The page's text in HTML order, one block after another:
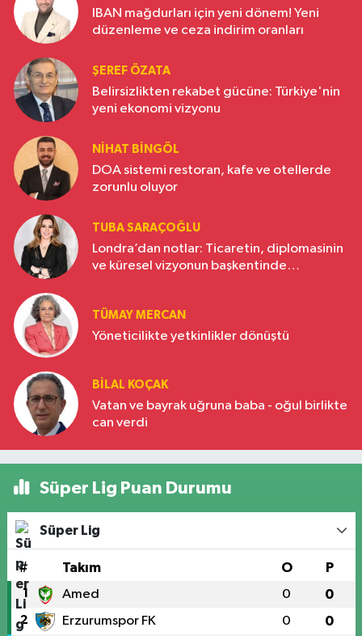
IBAN mağdurları için yeni dönem! Yeni
düzenleme ve ceza indirim oranları
ŞEREF ÖZATA
Belirsizlikten rekabet gücüne: Türkiye'nin
yeni ekonomi vizyonu
NIHAT BINGÖL
DOA sistemi restoran, kafe ve otellerde
zorunlu oluyor
TUBA SARAÇOĞLU
Londra’dan notlar: Ticaretin, diplomasinin
ve küresel vizyonun başkentinde
TÜMAY MERCAN
Yöneticilikte yetkinlikler dönüştü
BILAL KOÇAK
Vatan ve bayrak uğruna baba - oğul birlikte
can verdi
Süper Lig Puan Durumu
Süper Lig
# Takım O P
1 Amed 0 0
2 Erzurumspor FK 0 0